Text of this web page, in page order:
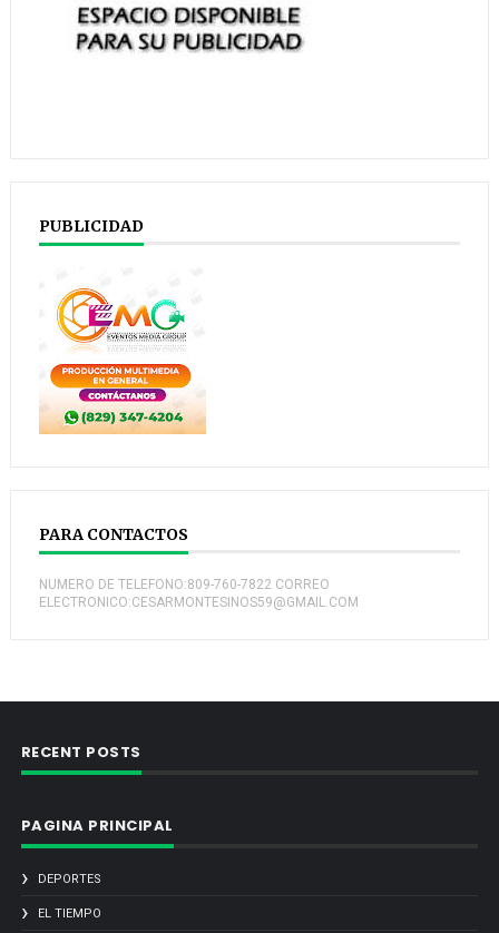
PUBLICIDAD
PARA CONTACTOS
NUMERO DE TELEFONO:809-760-7822 CORREO
ELECTRONICO:CESARMONTESINOS59@GMAIL.COM
RECENT POSTS
PAGINA PRINCIPAL
DEPORTES
EL TIEMPO